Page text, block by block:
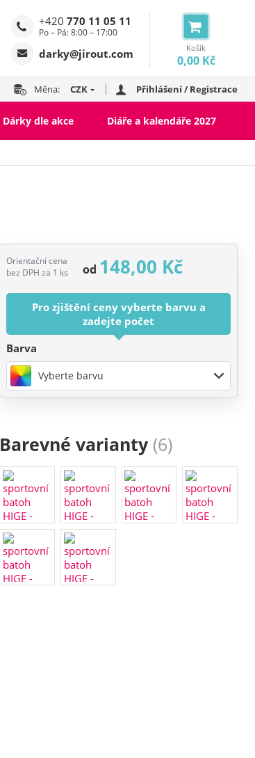
Košík
0,00 Kč
+420 770 11 05 11
Po – Pá: 8:00 – 17:00
darky@jirout.com
Měna: CZK Přihlášení / Registrace
Dárky dle akce Diáře a kalendáře 2027
Orientační cena
bez DPH za 1 ks
od 148,00 Kč
Pro zjištění ceny vyberte barvu a
zadejte počet
Barva
Vyberte barvu
Barevné varianty (6)